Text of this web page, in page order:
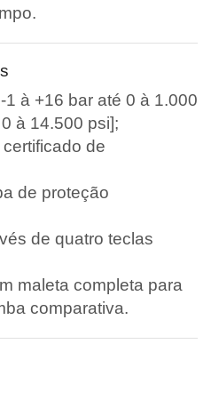
à +16 bar até 0 à 1.000
à 14.500 psi];
de
de proteção
de quatro teclas
maleta completa para
comparativa.